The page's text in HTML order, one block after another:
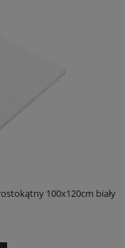
100x120cm biały